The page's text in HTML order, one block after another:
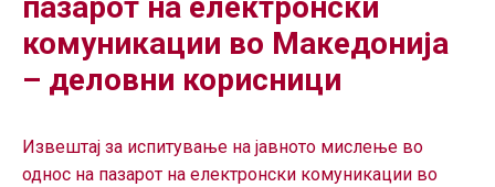
ТЕЛЕКОМУНИКАЦИИ
АНАЛИЗА
ПАЗАР
комуникации во Македонија
– деловни корисници
Извештај за испитување на јавното мислење во
однос на пазарот на електронски комуникации во